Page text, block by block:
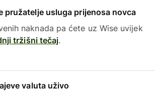
pružatelje usluga prijenosa novca
naknada pa ćete uz Wise uvijek
tržišni tečaj.
valuta uživo